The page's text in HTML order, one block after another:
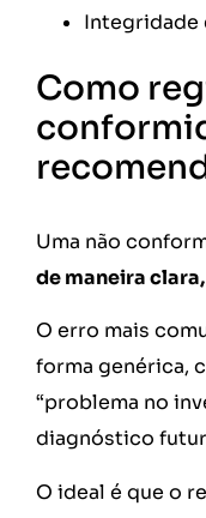
Integridade
Como
Uma não
de maneira
O erro mais
forma genérica,
“problema no
diagnóstico
O ideal é que o